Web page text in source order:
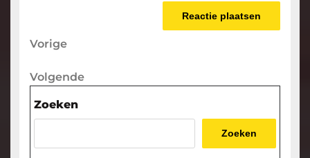
Berichtnavigatie
Vorige
Vorige
Volgende
Volgende
Zoeken
Zoeken